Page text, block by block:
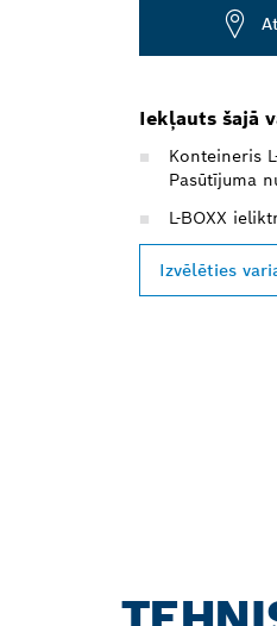
Iekļauts šajā
Konteineris
Pasūtījuma
L-BOXX
Izvēlēties